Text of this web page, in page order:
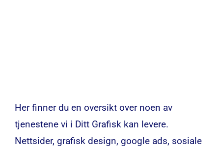
Her finner du en oversikt over noen av
tjenestene vi i Ditt Grafisk kan levere.
Nettsider, grafisk design, google ads, sosiale